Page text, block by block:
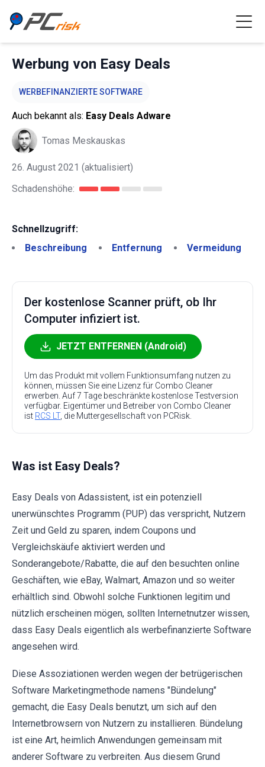
Werbung von Easy Deals
WERBEFINANZIERTE SOFTWARE
Auch bekannt als: Easy Deals Adware
Tomas Meskauskas
26. August 2021 (aktualisiert)
Schadenshöhe:
Schnellzugriff:
Beschreibung
Entfernung Vermeidung
Der kostenlose Scanner prüft, ob Ihr
Computer infiziert ist.
JETZT ENTFERNEN (Android)
Um das Produkt mit vollem Funktionsumfang nutzen zu
können, müssen Sie eine Lizenz für Combo Cleaner
erwerben. Auf 7 Tage beschränkte kostenlose Testversion
verfügbar. Eigentümer und Betreiber von Combo Cleaner
ist RCS LT, die Muttergesellschaft von PCRisk.
Was ist Easy Deals?
Easy Deals von Adassistent, ist ein potenziell
unerwünschtes Programm (PUP) das verspricht, Nutzern
Zeit und Geld zu sparen, indem Coupons und
Vergleichskäufe aktiviert werden und
Sonderangebote/Rabatte, die auf den besuchten online
Geschäften, wie eBay, Walmart, Amazon und so weiter
erhältlich sind. Obwohl solche Funktionen legitim und
nützlich erscheinen mögen, sollten Internetnutzer wissen,
dass Easy Deals eigentlich als werbefinanzierte Software
angesehen wird.
Diese Assoziationen werden wegen der betrügerischen
Software Marketingmethode namens "Bündelung"
gemacht, die Easy Deals benutzt, um sich auf den
Internetbrowsern von Nutzern zu installieren. Bündelung
ist eine Art, heimlich Anwendungen gemeinsam mit
anderer Software zu verbreiten. Aus diesem Grund